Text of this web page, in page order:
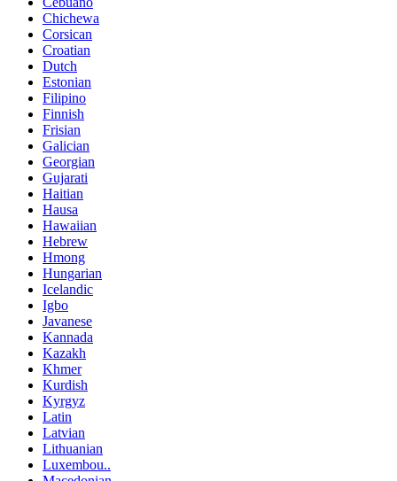
Chichewa
Corsican
Croatian
Dutch
Estonian
Filipino
Finnish
Frisian
Galician
Georgian
Gujarati
Haitian
Hausa
Hawaiian
Hebrew
Hmong
Hungarian
Icelandic
Igbo
Javanese
Kannada
Kazakh
Khmer
Kurdish
Kyrgyz
Latin
Latvian
Lithuanian
Luxembou..